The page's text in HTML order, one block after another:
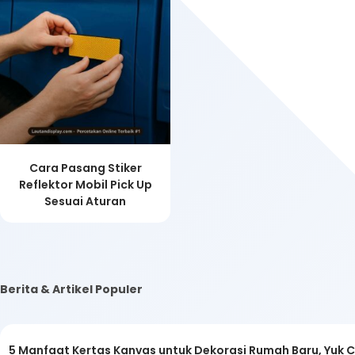
Cara Pasang Stiker
Reflektor Mobil Pick Up
Sesuai Aturan
Berita & Artikel Populer
5 Manfaat Kertas Kanvas untuk Dekorasi Rumah Baru, Yuk